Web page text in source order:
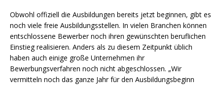
Obwohl offiziell die Ausbildungen bereits jetzt beginnen, gibt es
noch viele freie Ausbildungsstellen. In vielen Branchen können
entschlossene Bewerber noch ihren gewünschten beruflichen
Einstieg realisieren. Anders als zu diesem Zeitpunkt üblich
haben auch einige große Unternehmen ihr
Bewerbungsverfahren noch nicht abgeschlossen. „Wir
vermitteln noch das ganze Jahr für den Ausbildungsbeginn